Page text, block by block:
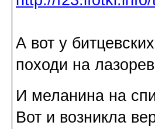
А вот у
походи на
И меланина на
Вот и возникла